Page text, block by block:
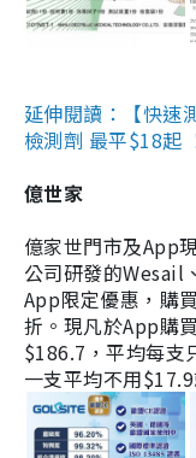
延伸閱讀：【快速
檢測劑 最平$18
億世家
億家世門市及App
公司研發的Wesail
App限定優惠，購
折。現凡於App購
$186.7，平均每支
一支平均不用